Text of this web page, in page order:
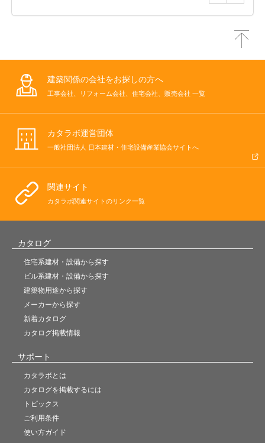
建築関係の会社をお探しの方へ
工事会社、リフォーム会社、住宅会社、販売会社 一覧
カタラボ運営団体
一般社団法人 日本建材・住宅設備産業協会サイトへ
関連サイト
カタラボ関連サイトのリンク一覧
カタログ
住宅系建材・設備から探す
ビル系建材・設備から探す
建築物用途から探す
メーカーから探す
新着カタログ
カタログ掲載情報
サポート
カタラボとは
カタログを掲載するには
トピックス
ご利用条件
使い方ガイド